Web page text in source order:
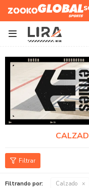
Zooko Global Sports

Filtrando por: Calzado